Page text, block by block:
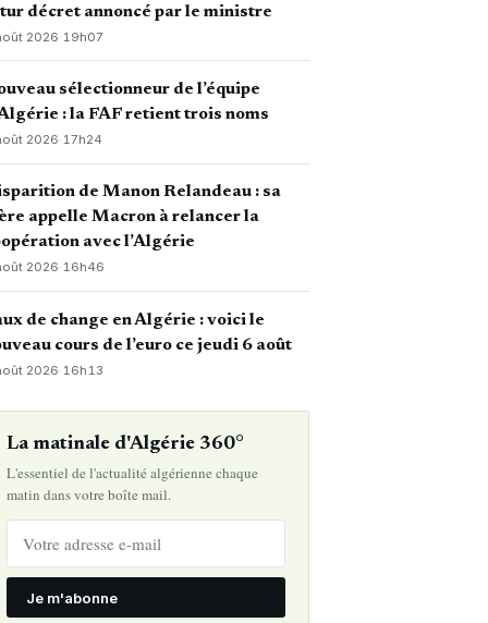
décret annoncé par le ministre
2026· 19h07
sélectionneur de l’équipe
: la FAF retient trois noms
2026·17h24
de Manon Relandeau : sa
appelle Macron à relancer la
avec l’Algérie
2026·16h46
de change en Algérie : voici le
cours de l’euro ce jeudi 6 août
2026· 16h13
La matinale d'Algérie 360°
L'essentiel de l'actualité algérienne chaque
matin dans votre boîte mail.
Je m'abonne